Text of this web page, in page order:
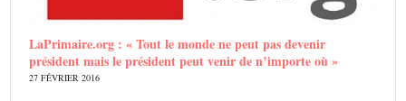
LaPrimaire.org : « Tout le monde ne peut pas devenir
président mais le président peut venir de n’importe où »
27 FÉVRIER 2016